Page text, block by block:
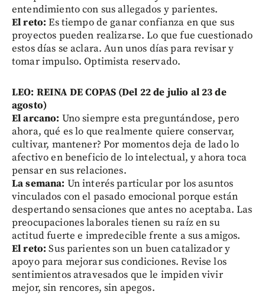
entendimiento con sus allegados y parientes.
El reto: Es tiempo de ganar confianza en que sus
proyectos pueden realizarse. Lo que fue cuestionado
estos días se aclara. Aun unos días para revisar y
tomar impulso. Optimista reservado.
LEO: REINA DE COPAS (Del 22 de julio al 23 de
agosto)
El arcano: Uno siempre esta preguntándose, pero
ahora, qué es lo que realmente quiere conservar,
cultivar, mantener? Por momentos deja de lado lo
afectivo en beneficio de lo intelectual, y ahora toca
pensar en sus relaciones.
La semana: Un interés particular por los asuntos
vinculados con el pasado emocional porque están
despertando sensaciones que antes no aceptaba. Las
preocupaciones laborales tienen su raíz en su
actitud fuerte e impredecible frente a sus amigos.
El reto: Sus parientes son un buen catalizador y
apoyo para mejorar sus condiciones. Revise los
sentimientos atravesados que le impiden vivir
mejor, sin rencores, sin apegos.